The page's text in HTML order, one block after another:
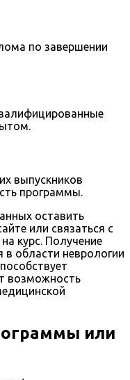
по завершении
выпускников
программы.
оставить
или связаться с
курс. Получение
в области неврологии
возможность
или